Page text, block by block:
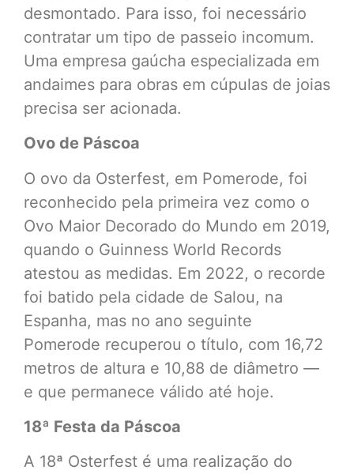
desmontado. Para isso, foi necessário
contratar um tipo de passeio incomum.
Uma empresa gaúcha especializada em
andaimes para obras em cúpulas de joias
precisa ser acionada.
Ovo de Páscoa
O ovo da Osterfest, em Pomerode, foi
reconhecido pela primeira vez como o
Ovo Maior Decorado do Mundo em 2019,
quando o Guinness World Records
atestou as medidas. Em 2022, o recorde
foi batido pela cidade de Salou, na
Espanha, mas no ano seguinte
Pomerode recuperou o título, com 16,72
metros de altura e 10,88 de diâmetro —
e que permanece válido até hoje.
18ª Festa da Páscoa
A 18ª Osterfest é uma realização do